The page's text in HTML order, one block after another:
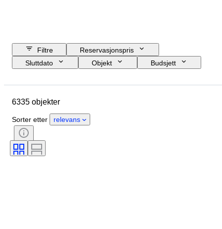
Filtre
Reservasjonspris
Sluttdato
Objekt
Budsjett
Periode
Solgt av
Utgave nr
6335 objekter
Sorter etter relevans